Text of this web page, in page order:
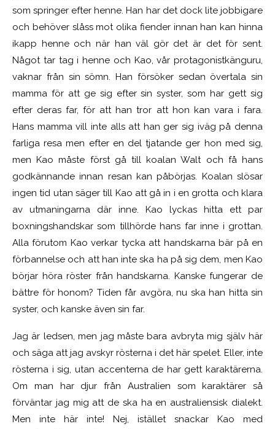
som springer efter henne. Han har det dock lite jobbigare
och behöver slåss mot olika fiender innan han kan hinna
ikapp henne och när han väl gör det är det för sent.
Något tar tag i henne och Kao, vår protagonistkänguru,
vaknar från sin sömn. Han försöker sedan övertala sin
mamma för att ge sig efter sin syster, som har gett sig
efter deras far, för att han tror att hon kan vara i fara.
Hans mamma vill inte alls att han ger sig iväg på denna
farliga resa men efter en del tjatande ger hon med sig,
men Kao måste först gå till koalan Walt och få hans
godkännande innan resan kan påbörjas. Koalan slösar
ingen tid utan säger till Kao att gå in i en grotta och klara
av utmaningarna där inne. Kao lyckas hitta ett par
boxningshandskar som tillhörde hans far inne i grottan.
Alla förutom Kao verkar tycka att handskarna bär på en
förbannelse och att han inte ska ha på sig dem, men Kao
börjar höra röster från handskarna. Kanske fungerar de
bättre för honom? Tiden får avgöra, nu ska han hitta sin
syster, och kanske även sin far.
Jag är ledsen, men jag måste bara avbryta mig själv här
och säga att jag avskyr rösterna i det här spelet. Eller, inte
rösterna i sig, utan accenterna de har gett karaktärerna.
Om man har djur från Australien som karaktärer så
förväntar jag mig att de ska ha en australiensisk dialekt.
Men inte här inte! Nej, istället snackar Kao med